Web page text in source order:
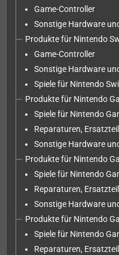
Game-Controller
Sonstige Hardware
Produkte für Nintendo
Game-Controller
Sonstige Hardware
Spiele für Nintendo
Produkte für Nintendo
Spiele für Nintendo
Reparaturen,
Sonstige Hardware
Produkte für Nintendo
Spiele für Nintendo
Reparaturen,
Sonstige Hardware
Produkte für Nintendo
Spiele für Nintendo
Reparaturen,